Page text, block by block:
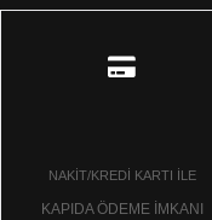
NAKİT/KREDİ KARTI İLE
KAPIDA ÖDEME İMKANI